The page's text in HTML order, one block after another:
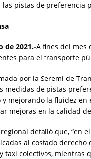
las pistas de preferencia
de 2021.-A fines del mes
para el transporte
por la Seremi de
medidas de pistas
mejorando la fluidez en
mejoras en la calidad
detalló que, “en
al costado
taxi colectivos, mientras